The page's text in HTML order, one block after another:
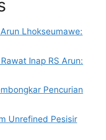
Lhokseumawe:
Inap RS Arun:
Pencurian
Unrefined Pesisir